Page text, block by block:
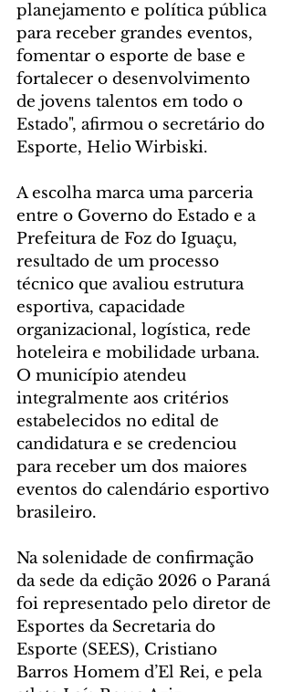
planejamento e política pública
para receber grandes eventos,
fomentar o esporte de base e
fortalecer o desenvolvimento
de jovens talentos em todo o
Estado", afirmou o secretário do
Esporte, Helio Wirbiski.
A escolha marca uma parceria
entre o Governo do Estado e a
Prefeitura de Foz do Iguaçu,
resultado de um processo
técnico que avaliou estrutura
esportiva, capacidade
organizacional, logística, rede
hoteleira e mobilidade urbana.
O município atendeu
integralmente aos critérios
estabelecidos no edital de
candidatura e se credenciou
para receber um dos maiores
eventos do calendário esportivo
brasileiro.
Na solenidade de confirmação
da sede da edição 2026 o Paraná
foi representado pelo diretor de
Esportes da Secretaria do
Esporte (SEES), Cristiano
Barros Homem d’El Rei, e pela